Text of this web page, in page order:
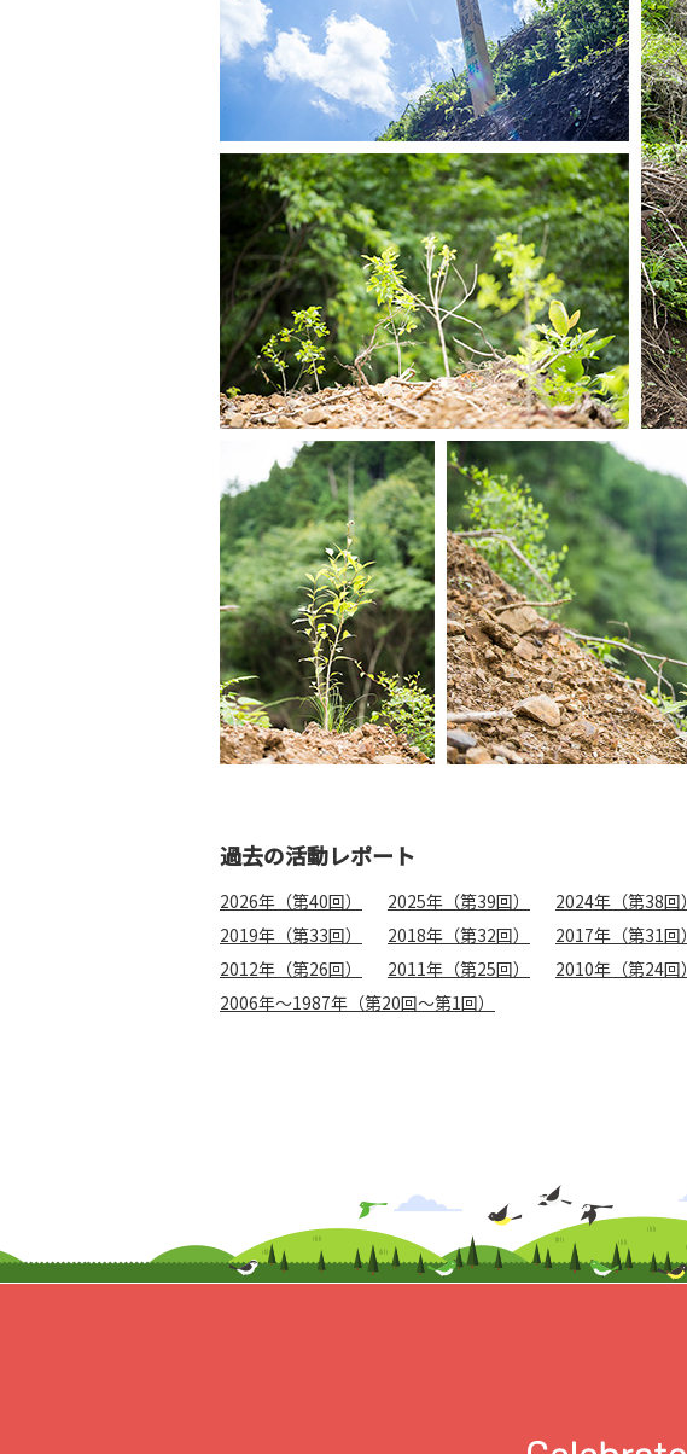
過去の活動レポート
2026年（第40回） 2025年（第39回） 2024年（第38回）
2019年（第33回）
2018年（第32回） 2017年（第31回）
2012年（第26回）
2011年（第25回） 2010年（第24回）
2006年〜1987年（第20回〜第1回）